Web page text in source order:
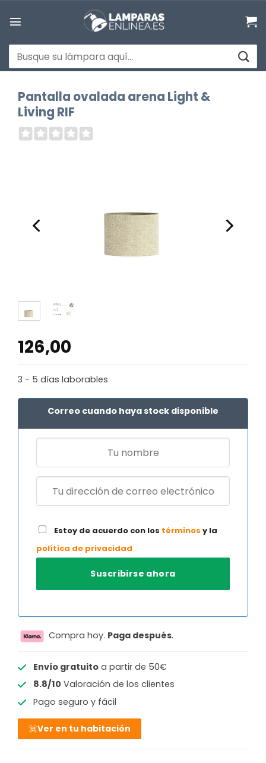
Buscar
por:
Pantalla ovalada arena Light &
Living RIF
126,00
3 - 5 días laborables
Correo cuando haya stock disponible
Estoy de acuerdo con los términos y la
política de privacidad
Compra hoy. Paga después.
Envío gratuitoa partir de 50€
8.8/10 Valoración de los clientes
Pago seguro y fácil
Ver en tu habitación